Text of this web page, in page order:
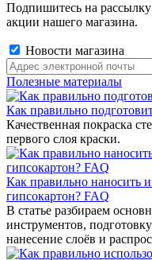
Подпишитесь на
акции нашего магазина.
Новости магазина
Полезные материалы
Как правильно
Качественная покраска
первого слоя краски.
Как правильно наносить
гипсокартон? FAQ
В статье разбираем
инструментов,
нанесение слоёв и